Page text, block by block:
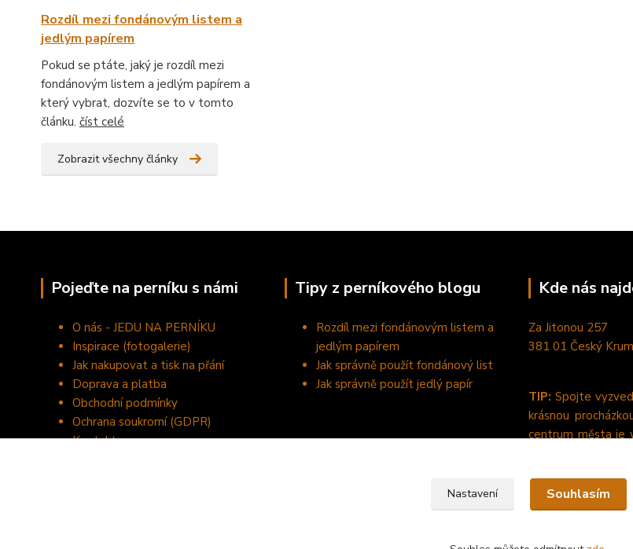
Rozdíl mezi fondánovým listem a
jedlým papírem
Pokud se ptáte, jaký je rozdíl mezi
fondánovým listem a jedlým papírem a
který vybrat, dozvíte se to v tomto
článku. číst celé
Zobrazit všechny články
Pojeďte na perníku s námi
O nás - JEDU NA PERNÍKU
Inspirace (fotogalerie)
Jak nakupovat a tisk na přání
Doprava a platba
Obchodní podmínky
Ochrana soukromí (GDPR)
Kontakty
Tipy z perníkového blogu
Rozdíl mezi fondánovým listem a
jedlým papírem
Jak správně použít fondánový list
Jak správně použít jedlý papír
Kde nás
Za Jitonou 257
381 01 Český
TIP: Spojte
krásnou
centrum města je
Nastavení Souhlasím